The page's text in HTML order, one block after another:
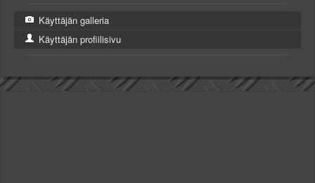
Käyttäjän galleria
Käyttäjän profiilisivu